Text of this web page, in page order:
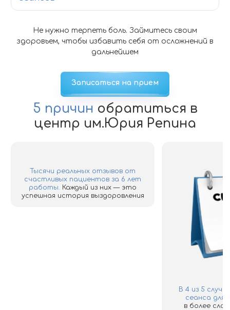
Не нужно терпеть боль. Займитесь своим
здоровьем, чтобы избавить себя от осложнений в
дальнейшем
Записаться на прием
5 причин обратиться в
центр им.Юрия Репина
Тысячи реальных отзывов от
счастливых пациентов за 6 лет
работы. Каждый из них — это
успешная история выздоровления
В 4 из 5
сеанса для
в более